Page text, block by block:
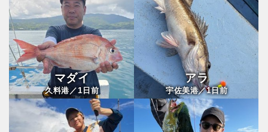
マダイ
久料港／ 1 日前
アラ
宇佐美港／1日前